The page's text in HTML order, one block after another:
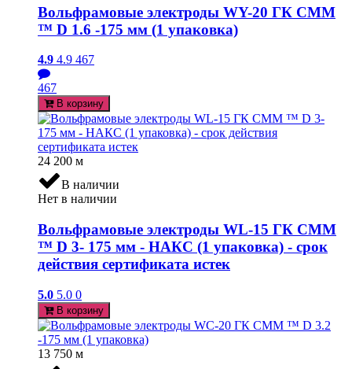
Вольфрамовые электроды WY-20 ГК СММ
™ D 1.6 -175 мм (1 упаковка)
4.9 4.9 467
467
В корзину
24 200 м
В наличии
Нет в наличии
Вольфрамовые электроды WL-15 ГК СММ
™ D 3- 175 мм - НАКС (1 упаковка) - срок
действия сертификата истек
5.0 5.0 0
В корзину
13 750 м